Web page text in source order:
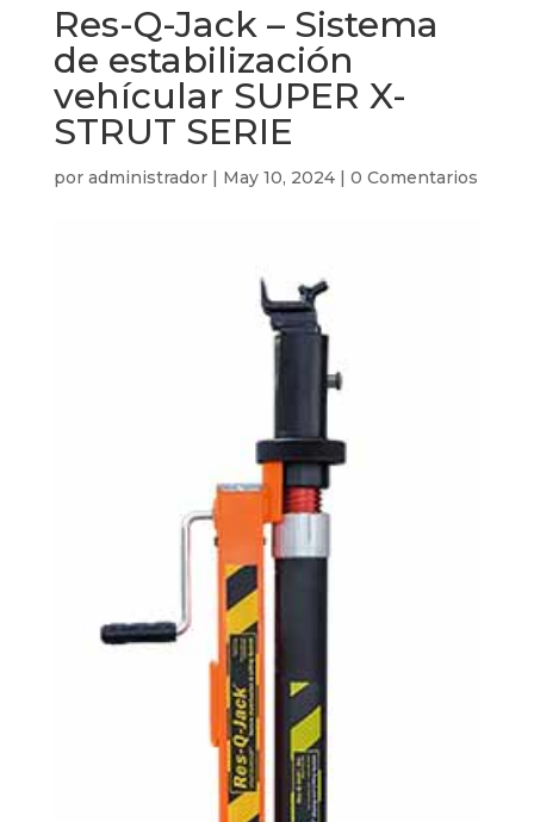
Res-Q-Jack – Sistema
de estabilización
vehícular SUPER X-
STRUT SERIE
por administrador| May 10, 2024| 0 Comentarios